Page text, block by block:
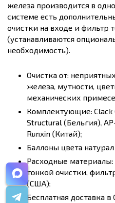
железа производится в
системе есть
очистки на входе и фильтр
(устанавливаются
необходимость).
Очистка от:
железа, мутности,
механических
Комплектующие:
Structural (Бельгия),
Runxin (Китай);
Баллоны цвета
Расходные
тонкой очистки,
(США);
Бесплатная доставка